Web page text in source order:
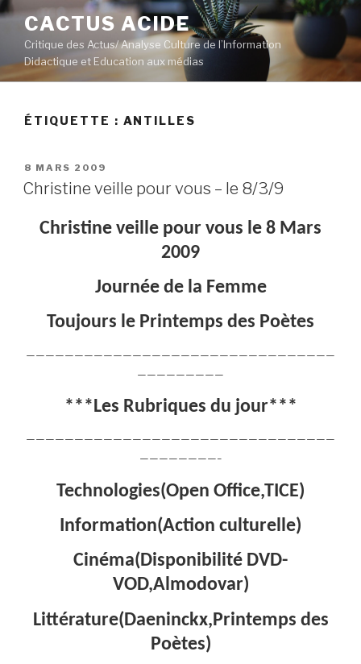
Aller
contenu
principal
CACTUS ACIDE
Critique des Actus/ Analyse Culture de l’Information
Didactique et Education aux médias
ÉTIQUETTE : ANTILLES
PUBLIÉ
LE
8 MARS 2009
Christine veille pour vous – le 8/3/9
Christine veille pour vous le 8 Mars
2009
Journée de la Femme
Toujours le Printemps des Poètes
————————————————————————————————
—————————
***Les Rubriques du jour***
————————————————————————————————
————————–
Technologies(Open Office,TICE)
Information(Action culturelle)
Cinéma(Disponibilité DVD-
VOD,Almodovar)
Littérature(Daeninckx,Printemps des
Poètes)